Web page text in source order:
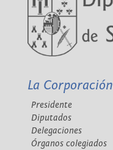
La Corporación
Presidente
Diputados
Delegaciones
Órganos colegiados